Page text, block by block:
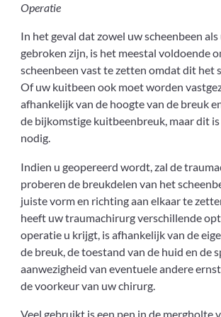
Operatie
In het geval dat zowel uw scheenbeen
gebroken zijn, is het meestal voldoende
scheenbeen vast te zetten omdat dit het
Of uw kuitbeen ook moet worden
afhankelijk van de hoogte van de breuk
de bijkomstige kuitbeenbreuk, maar dit
nodig.
Indien u geopereerd wordt, zal de
proberen de breukdelen van het
juiste vorm en richting aan elkaar te
heeft uw traumachirurg verschillende
operatie u krijgt, is afhankelijk van de
de breuk, de toestand van de huid en de
aanwezigheid van eventuele andere
de voorkeur van uw chirurg.
Veel gebruikt is een pen in de mergholte